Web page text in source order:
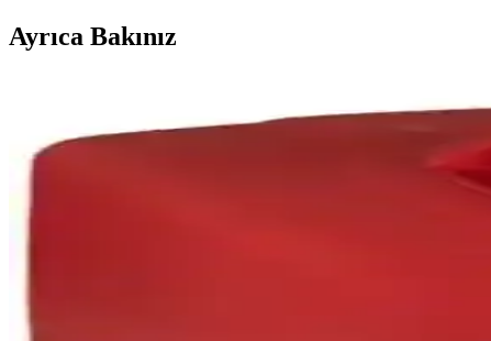
Ayrıca Bakınız
Sakashi MB-320 Dikiş Makinesi Motor Kayışı
Sakashi MB-320 motor kayışı, yüksek kaliteli malzeme ve
Artus Tedarik Ev Tipi Aile Dikiş Makinesi Mekik
Artus Tedarik'in ev tipi aile dikiş makinesi mekik, çoklu marka
Sakashi MB-360 motor kayışı, yüksek kaliteli plastik malzemeden